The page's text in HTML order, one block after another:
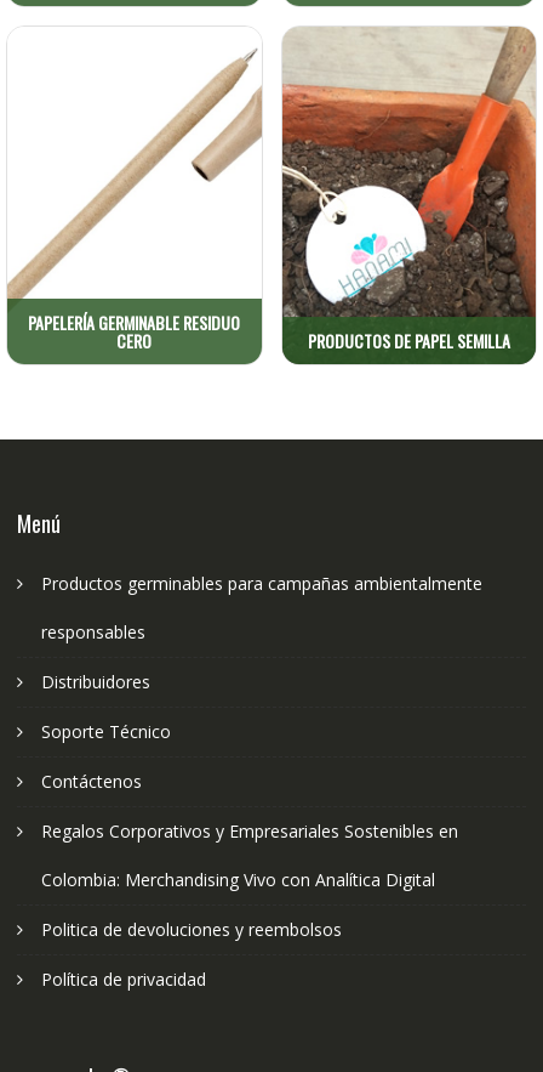
PAPELERÍA GERMINABLE RESIDUO
CERO
Papelería Germinable
Residuo Cero
Detalles ecológicos que
inspiran vida.
VER PRODUCTOS
PRODUCTOS DE PAPEL SEMILLA
Productos de Papel Semilla
Tarjetas semilla, Escarapelas,
Volantes, portavasos,
separador de libros y otros
VER PRODUCTOS
Menú
Productos germinables para campañas ambientalmente
responsables
Distribuidores
Soporte Técnico
Contáctenos
Regalos Corporativos y Empresariales Sostenibles en
Colombia: Merchandising Vivo con Analítica Digital
Politica de devoluciones y reembolsos
Política de privacidad